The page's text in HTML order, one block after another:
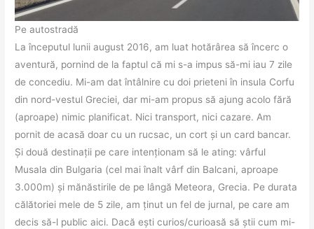
Pe autostradă
La începutul lunii august 2016, am luat hotărârea să încerc o
aventură, pornind de la faptul că mi s-a impus să-mi iau 7 zile
de concediu. Mi-am dat întâlnire cu doi prieteni în insula Corfu
din nord-vestul Greciei, dar mi-am propus să ajung acolo fără
(aproape) nimic planificat. Nici transport, nici cazare. Am
pornit de acasă doar cu un rucsac, un cort și un card bancar.
Și două destinații pe care intenționam să le ating: vârful
Musala din Bulgaria (cel mai înalt vârf din Balcani, aproape
3.000m) și mănăstirile de pe lângă Meteora, Grecia. Pe durata
călătoriei mele de 5 zile, am ținut un fel de jurnal, pe care am
decis să-l public aici. Dacă ești curios/curioasă să știi cum mi-